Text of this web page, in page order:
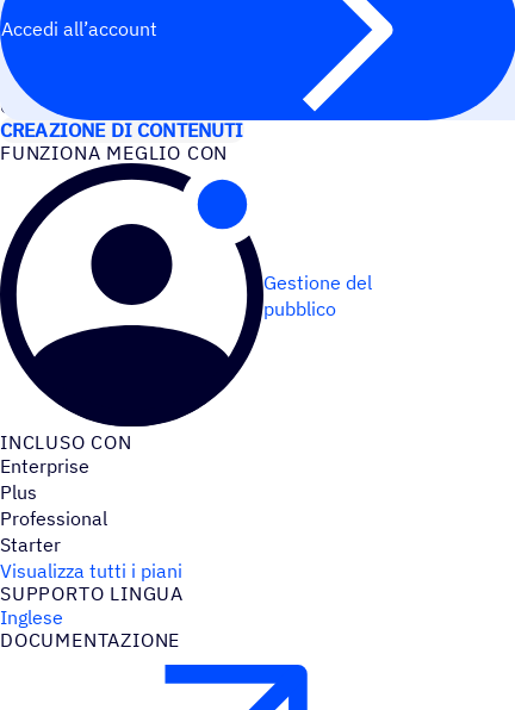
Accedi all’account
CASI D’USO
CREAZIONE DI CONTENUTI
FUNZIONA MEGLIO CON
Gestione del
pubblico
INCLUSO CON
Enterprise
Plus
Professional
Starter
Visualizza tutti i piani
SUPPORTO LINGUA
Inglese
DOCU­MEN­TA­ZIONE